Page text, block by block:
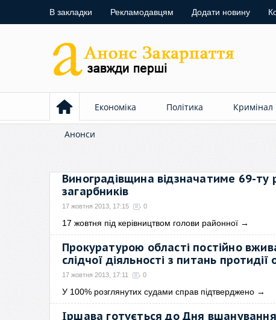
В закладки Рекламодавцям Додати новину
Економіка Політика Кримінал
Анонси
Виноградівщина відзначатиме 69-
загарбників
17 жовтня 2013, 17:15 0
17 жовтня під керівництвом голови районної →
Прокуратурою області постійно
слідчої діяльності з питань протидії
17 жовтня 2013, 17:11 0
У 100% розглянутих судами справ підтверджено →
Іршава готується до Дня